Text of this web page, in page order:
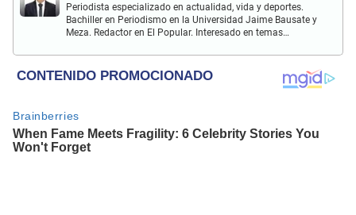
Periodista especializado en actualidad, vida y deportes.
Bachiller en Periodismo en la Universidad Jaime Bausate y
Meza. Redactor en El Popular. Interesado en temas
internacional, trucos caseros y educación.